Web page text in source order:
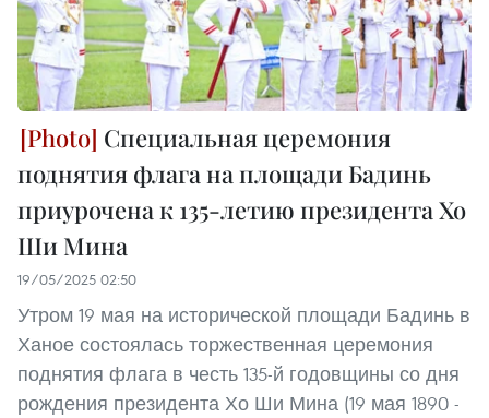
Специальная церемония
поднятия флага на площади Бадинь
приурочена к 135-летию президента Хо
Ши Мина
19/05/2025 02:50
Утром 19 мая на исторической площади Бадинь в
Ханое состоялась торжественная церемония
поднятия флага в честь 135-й годовщины со дня
рождения президента Хо Ши Мина (19 мая 1890 -